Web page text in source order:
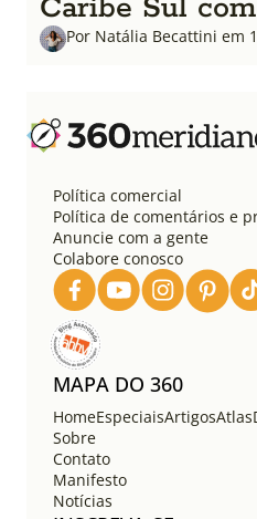
Caribe Sul
Por Natália Becattini em
Política comercial
Política de comentários e
Anuncie com a gente
Colabore conosco
MAPA DO 360
HomeEspeciaisArtigosAtlas
Sobre
Contato
Manifesto
Notícias